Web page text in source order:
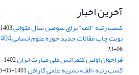
آخرین اخبار
کسب رتبه "الف" برای سومین سال متوالی1403-02-01
نوبت چاپ مقالات جدید حوزه علوم انسانی 1404و به بعد خواهد بود
06-23
فراخوان اولین کنفرانس ملی مهارت ایران1402-01-28
کسب رتبه «الف» نشریه علمی کارافن1401-05-06